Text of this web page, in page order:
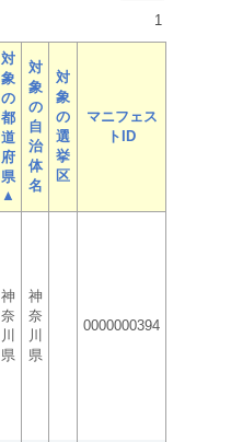
1
対
象
の
都
道
府
県
▲
対
象
の
自
治
体
名
対
象
の
選
挙
区
マニフェス
トID
神
奈
川
県
神
奈
川
県
0000000394